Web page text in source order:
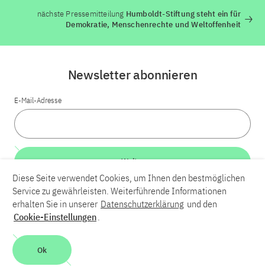
nächste Pressemitteilung Humboldt-Stiftung steht ein für
Demokratie, Menschenrechte und Weltoffenheit
LinkedInBlueskyYouTube
Kontakt
Barrierefreiheit
Newsletter abonnieren
E-Mail-Adresse
Weiter
Diese Seite verwendet Cookies, um Ihnen den bestmöglichen
Service zu gewährleisten. Weiterführende Informationen
erhalten Sie in unserer Datenschutzerklärung und den
Cookie-Einstellungen.
Ok